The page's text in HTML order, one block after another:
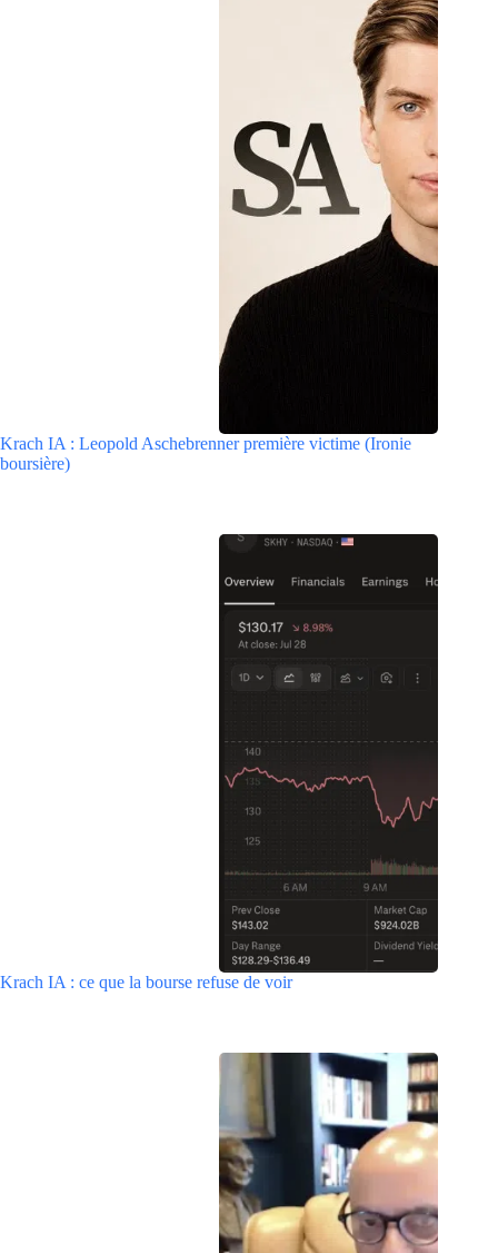
Krach IA : Leopold Aschebrenner première victime (Ironie
boursière)
Krach IA : ce que la bourse refuse de voir